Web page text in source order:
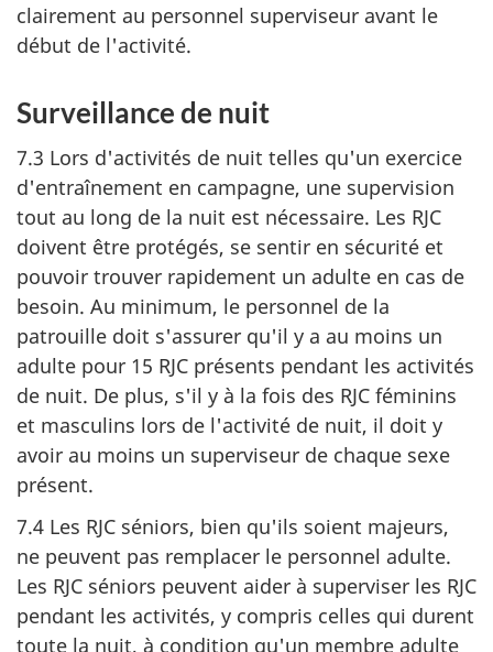
clairement au personnel superviseur avant le
début de l'activité.
Surveillance de nuit
7.3 Lors d'activités de nuit telles qu'un exercice
d'entraînement en campagne, une supervision
tout au long de la nuit est nécessaire. Les RJC
doivent être protégés, se sentir en sécurité et
pouvoir trouver rapidement un adulte en cas de
besoin. Au minimum, le personnel de la
patrouille doit s'assurer qu'il y a au moins un
adulte pour 15 RJC présents pendant les activités
de nuit. De plus, s'il y à la fois des RJC féminins
et masculins lors de l'activité de nuit, il doit y
avoir au moins un superviseur de chaque sexe
présent.
7.4 Les RJC séniors, bien qu'ils soient majeurs,
ne peuvent pas remplacer le personnel adulte.
Les RJC séniors peuvent aider à superviser les RJC
pendant les activités, y compris celles qui durent
toute la nuit, à condition qu'un membre adulte